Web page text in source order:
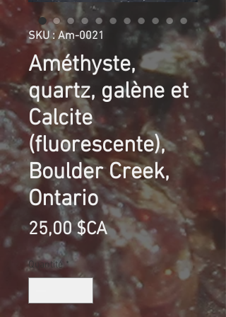
SKU : Am-0021
Améthyste,
quartz, galène et
Calcite
(fluorescente),
Boulder Creek,
Ontario
25,00 $CAPrix
Quantité *